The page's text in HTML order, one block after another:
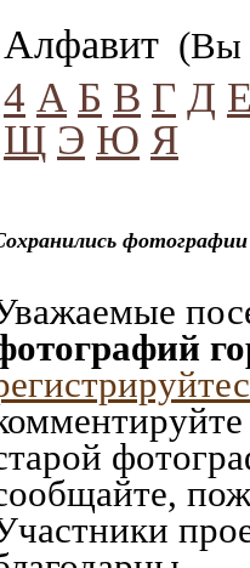
Алфавит (Вы
4 А Б В Г Д
Щ Э Ю Я